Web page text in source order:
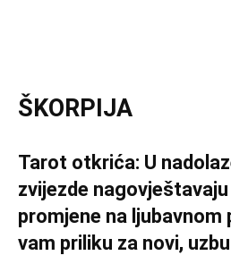
ŠKORPIJA
Tarot otkrića: U
zvijezde
promjene na ljubavnom
vam priliku za novi,